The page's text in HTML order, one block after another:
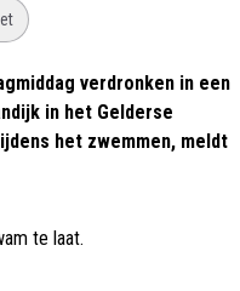
verdronken in een
in het Gelderse
het zwemmen, meldt
te laat.